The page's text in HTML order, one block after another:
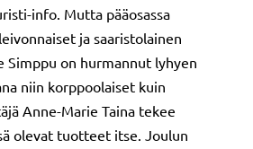
info. Mutta pääosassa
ja saaristolainen
Simppu on hurmannut lyhyen
niin korppoolaiset kuin
Anne-Marie Taina tekee
olevat tuotteet itse. Joulun